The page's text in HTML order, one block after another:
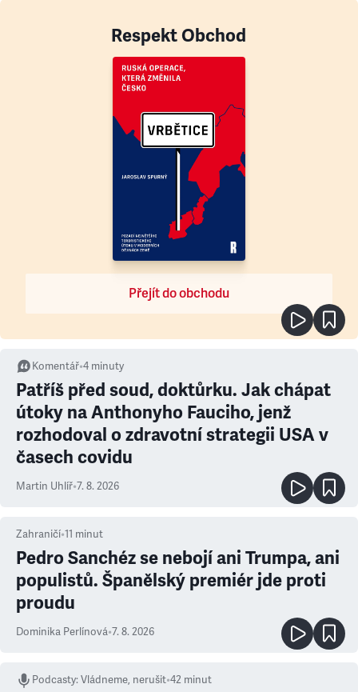
Respekt Obchod
Přejít do obchodu
Komentář•4 minuty
Patříš před soud, doktůrku. Jak chápat
útoky na Anthonyho Fauciho, jenž
rozhodoval o zdravotní strategii USA v
časech covidu
Martin Uhlíř•7. 8. 2026
Zahraničí•11 minut
Pedro Sanchéz se nebojí ani Trumpa, ani
populistů. Španělský premiér jde proti
proudu
Dominika Perlínová•7. 8. 2026
Podcasty:Vládneme, nerušit•42 minut